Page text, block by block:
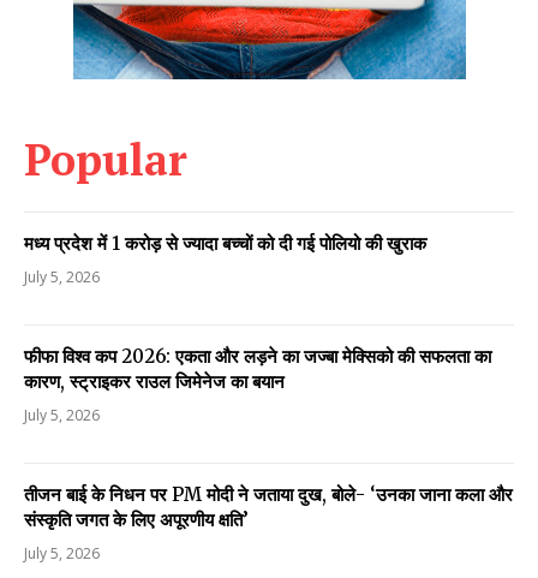
Popular
मध्य प्रदेश में 1 करोड़ से ज्यादा बच्चों को दी गई पोलियो की खुराक
July 5, 2026
फीफा विश्व कप 2026: एकता और लड़ने का जज्बा मेक्सिको की सफलता का
कारण, स्ट्राइकर राउल जिमेनेज का बयान
July 5, 2026
तीजन बाई के निधन पर PM मोदी ने जताया दुख, बोले- ‘उनका जाना कला और
संस्कृति जगत के लिए अपूरणीय क्षति’
July 5, 2026